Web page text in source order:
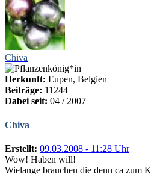
Chiva
Herkunft: Eupen, Belgien
Beiträge: 11244
Dabei seit: 04 / 2007
Chiva
Erstellt: 09.03.2008 - 11:28 Uhr
Wow! Haben will!
Wielange brauchen die denn ca zum